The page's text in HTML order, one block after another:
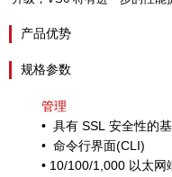
产品优势
规格参数
管理
• 具有SSL 安全性的
• 命令行界面(CLI)
•10/100/1,000 以太网